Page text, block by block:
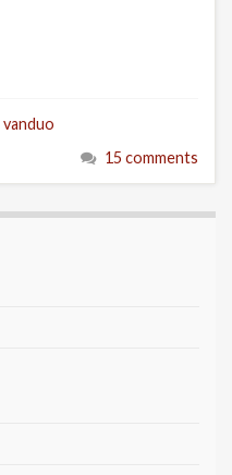
vanduo
15 comments